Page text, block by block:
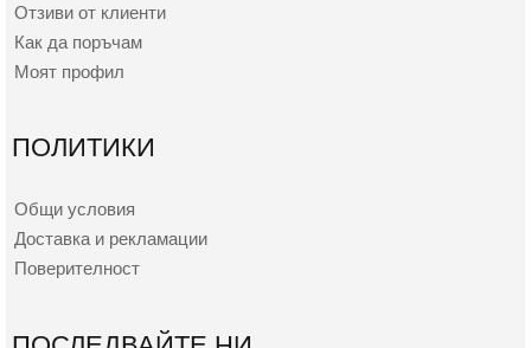
Отзиви от клиенти
Как да поръчам
Моят профил
ПОЛИТИКИ
Общи условия
Доставка и рекламации
Поверителност